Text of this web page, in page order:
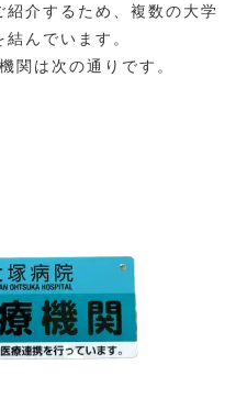
介するため、複数の大学
んでいます。
関は次の通りです。